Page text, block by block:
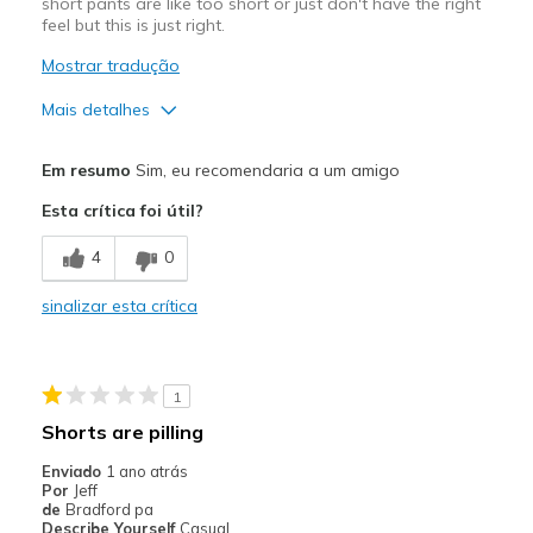
feel but this is just right.
Mostrar tradução
Mais detalhes
Contras
I am a medium but felt a little snug.
at home
Sizing
View On Shoes
Shoes are for Wearing
Em resumo Sim, eu recomendaria a um amigo
Esta crítica foi útil?
4 0
sinalizar esta crítica
1
Shorts are pilling
Enviado 1 ano atrás
Por Jeff
de Bradford pa
Describe Yourself Casual